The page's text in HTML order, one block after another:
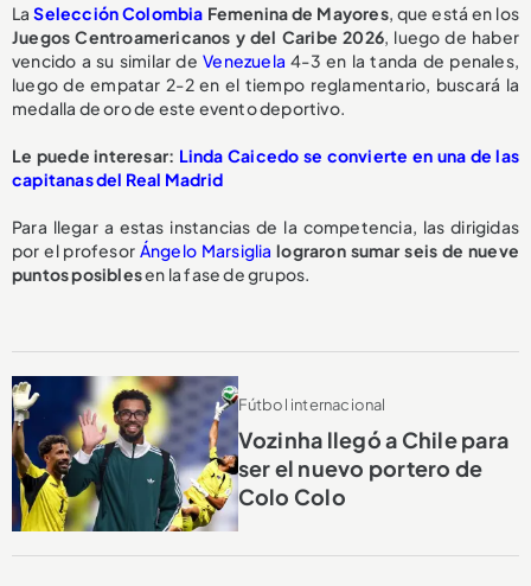
LaSelección Colombia Femenina de Mayores, que está en los
Juegos Centroamericanos y del Caribe 2026, luego de haber
vencido a su similar deVenezuela 4-3 en la tanda de penales,
luego de empatar 2-2 en el tiempo reglamentario, buscará la
medalla de oro de este evento deportivo.
Le puede interesar: Linda Caicedo se convierte en una de las
capitanas del Real Madrid
Para llegar a estas instancias de la competencia, las dirigidas
por el profesor Ángelo Marsiglia lograron sumar seis de nueve
puntos posiblesen la fase de grupos.
Fútbol internacional
Vozinha llegó a Chile para
ser el nuevo portero de
Colo Colo